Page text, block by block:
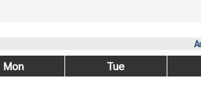
Mon Tue